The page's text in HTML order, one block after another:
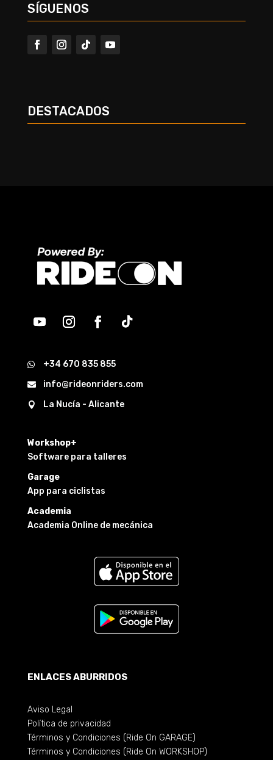
SÍGUENOS
DESTACADOS
 +34 670 835 855
 info@rideonriders.com
 La Nucía - Alicante
Workshop+
Software para talleres
Garage
App para ciclistas
Academia
Academia Online de mecánica
ENLACES ABURRIDOS
Aviso Legal
Política de privacidad
Términos y Condiciones (Ride On GARAGE)
Términos y Condiciones (Ride On WORKSHOP)